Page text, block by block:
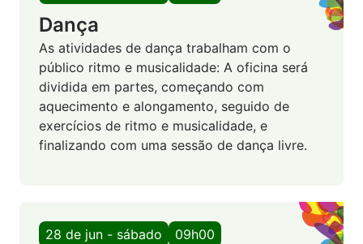
Dança
As atividades de dança trabalham com o
público ritmo e musicalidade: A oficina será
dividida em partes, começando com
aquecimento e alongamento, seguido de
exercícios de ritmo e musicalidade, e
finalizando com uma sessão de dança livre.
28 de jun - sábado 09h00